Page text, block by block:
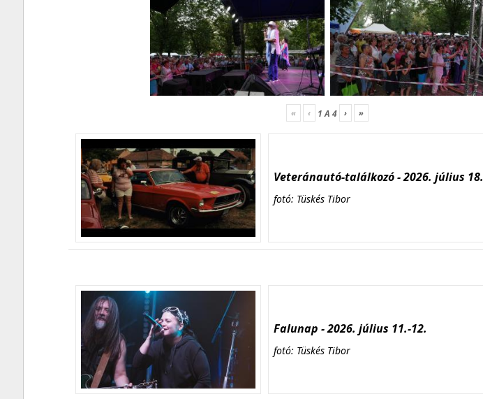
« ‹ 1A 4 › »
Veteránautó-találkozó - 2026. július 18.
fotó: Tüskés Tibor
Falunap - 2026. július 11.-12.
fotó: Tüskés Tibor